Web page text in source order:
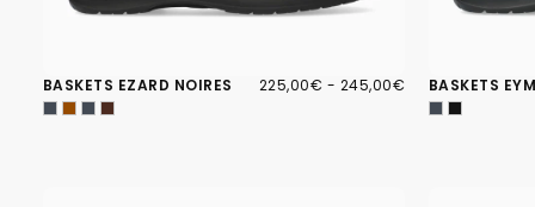
BASKETS EZARD NOIRES 225,00€
PRIX
225,00€ - PRIX
245,00€ BASKETS